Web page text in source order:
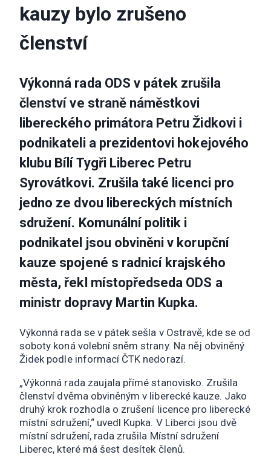
kauzy bylo zrušeno
členství
Výkonná rada ODS v pátek zrušila
členství ve straně náměstkovi
libereckého primátora Petru Židkovi i
podnikateli a prezidentovi hokejového
klubu Bílí Tygři Liberec Petru
Syrovátkovi. Zrušila také licenci pro
jedno ze dvou libereckých místních
sdružení. Komunální politik i
podnikatel jsou obviněni v korupční
kauze spojené s radnicí krajského
města, řekl místopředseda ODS a
ministr dopravy Martin Kupka.
Výkonná rada se v pátek sešla v Ostravě, kde se od
soboty koná volební sněm strany. Na něj obviněný
Židek podle informací ČTK nedorazí.
„Výkonná rada zaujala přímé stanovisko. Zrušila
členství dvěma obviněným v liberecké kauze. Jako
druhý krok rozhodla o zrušení licence pro liberecké
místní sdružení,“ uvedl Kupka. V Liberci jsou dvě
místní sdružení, rada zrušila Místní sdružení
Liberec, které má šest desítek členů.